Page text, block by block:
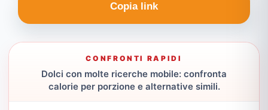
Copia link
CONFRONTI RAPIDI
Dolci con molte ricerche mobile: confronta
calorie per porzione e alternative simili.